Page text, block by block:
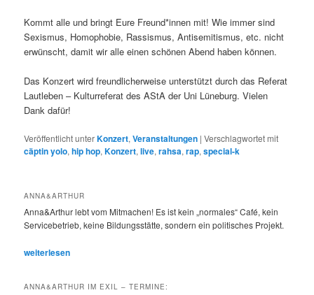
Kommt alle und bringt Eure Freund*innen mit! Wie immer sind
Sexismus, Homophobie, Rassismus, Antisemitismus, etc. nicht
erwünscht, damit wir alle einen schönen Abend haben können.
Das Konzert wird freundlicherweise unterstützt durch das Referat
Lautleben – Kulturreferat des AStA der Uni Lüneburg. Vielen
Dank dafür!
Veröffentlicht unterKonzert,Veranstaltungen |Verschlagwortet mit
cäptin yolo,hip hop,Konzert,live,rahsa,rap,special-k
ANNA&ARTHUR
Anna&Arthur lebt vom Mitmachen! Es ist kein „normales“ Café, kein
Servicebetrieb, keine Bildungsstätte, sondern ein politisches Projekt.
weiterlesen
ANNA&ARTHUR IM EXIL – TERMINE: